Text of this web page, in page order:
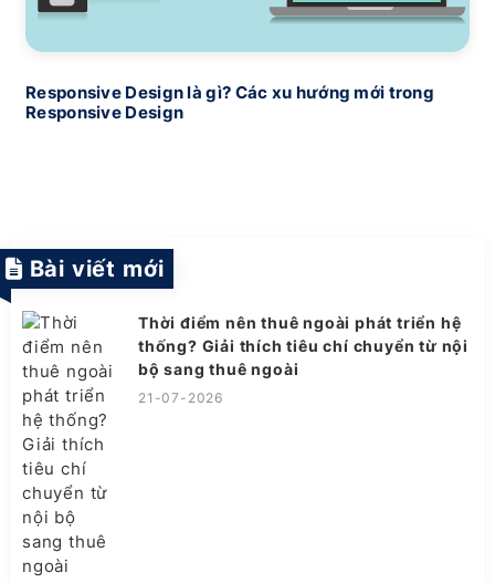
Responsive Design là gì? Các xu hướng mới trong
Responsive Design
Bài viết mới
Thời điểm nên thuê ngoài phát triển hệ
thống? Giải thích tiêu chí chuyển từ nội
bộ sang thuê ngoài
21-07-2026